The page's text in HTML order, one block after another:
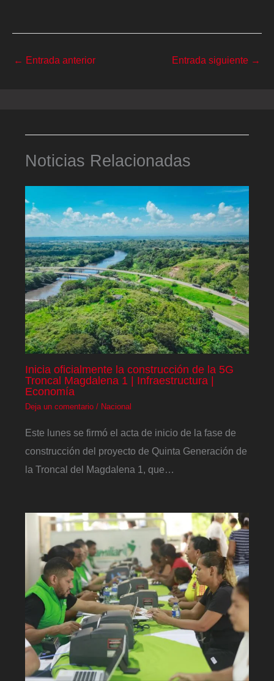
← Entrada anterior Entrada siguiente →
Noticias Relacionadas
Inicia oficialmente la construcción de la 5G
Troncal Magdalena 1 | Infraestructura |
Economía
Deja un comentario / Nacional
Este lunes se firmó el acta de inicio de la fase de
construcción del proyecto de Quinta Generación de
la Troncal del Magdalena 1, que…